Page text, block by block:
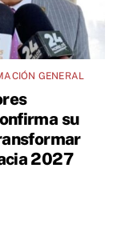
GENERAL
su
2027